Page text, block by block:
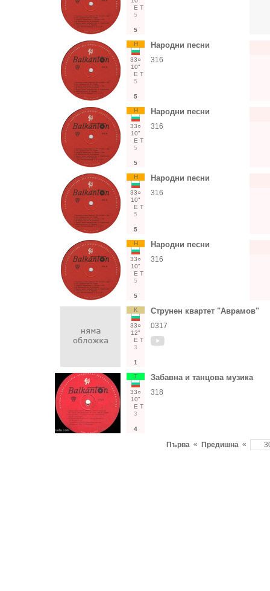
Е Т
5
5
Н
33○
10"
Е Т
5
5
Народни песни
316
Н
33○
10"
Е Т
5
5
Народни песни
316
Н
33○
10"
Е Т
5
5
Народни песни
316
Н
33○
10"
Е Т
5
5
Народни песни
316
К
33○
12"
Е Т
3
1
Струнен квартет "Аврамов"
0317
Т
33○
10"
Е Т
3
4
Забавна и танцова музика
318
Първа « Предишна «